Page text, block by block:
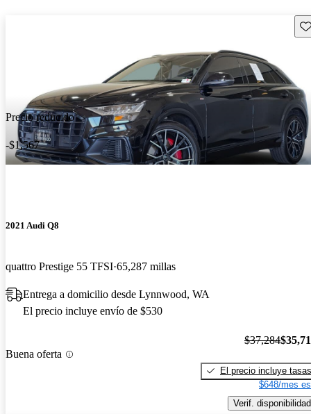
Precio reducido
-$1,567
2021 Audi Q8
quattro Prestige 55 TFSI 65,287 millas
Entrega a domicilio desde Lynnwood, WA
El precio incluye envío de $530
Buena oferta
$37,284
El precio incluye tasas
$648/mes
Verif. disponibilidad